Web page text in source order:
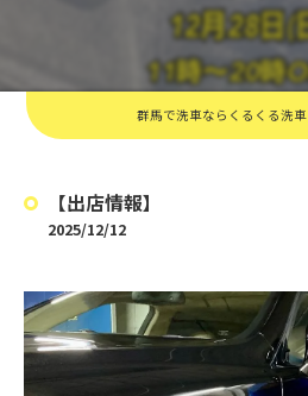
群馬で洗車ならくるくる洗車
【出店情報】
2025/12/12